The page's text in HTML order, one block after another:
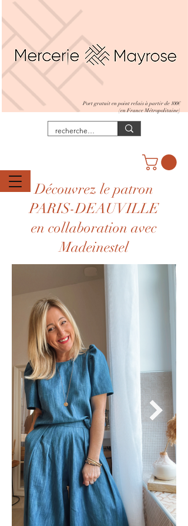
Port gratuit en point relais à partir de 100€
(en France Métropolitaine)
Découvrez le patron
PARIS-DEAUVILLE
en collaboration avec
Madeinestel